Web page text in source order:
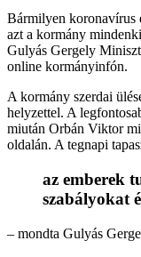
Bármilyen koronavírus
azt a kormány
Gulyás Gergely
online kormányinfón.
A kormány szerdai
helyzettel. A
miután Orbán Viktor
oldalán. A tegnapi
az emberek
szabályokat
– mondta Gulyás